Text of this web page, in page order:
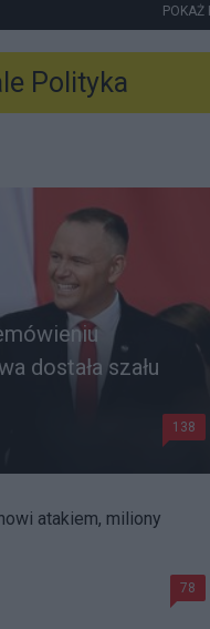
POKAŻ
Polityka
dostała szału
138
atakiem, miliony
78